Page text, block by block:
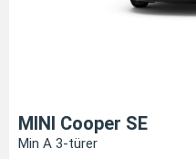
MINI Cooper SE
Min A 3-türer